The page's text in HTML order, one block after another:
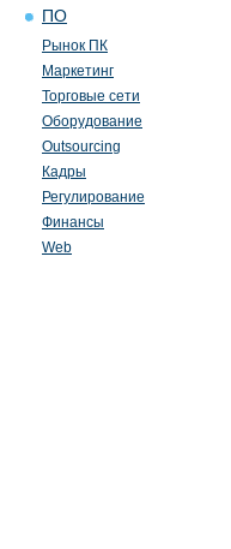
ПО
Рынок ПК
Маркетинг
Торговые сети
Оборудование
Outsourcing
Кадры
Регулирование
Финансы
Web